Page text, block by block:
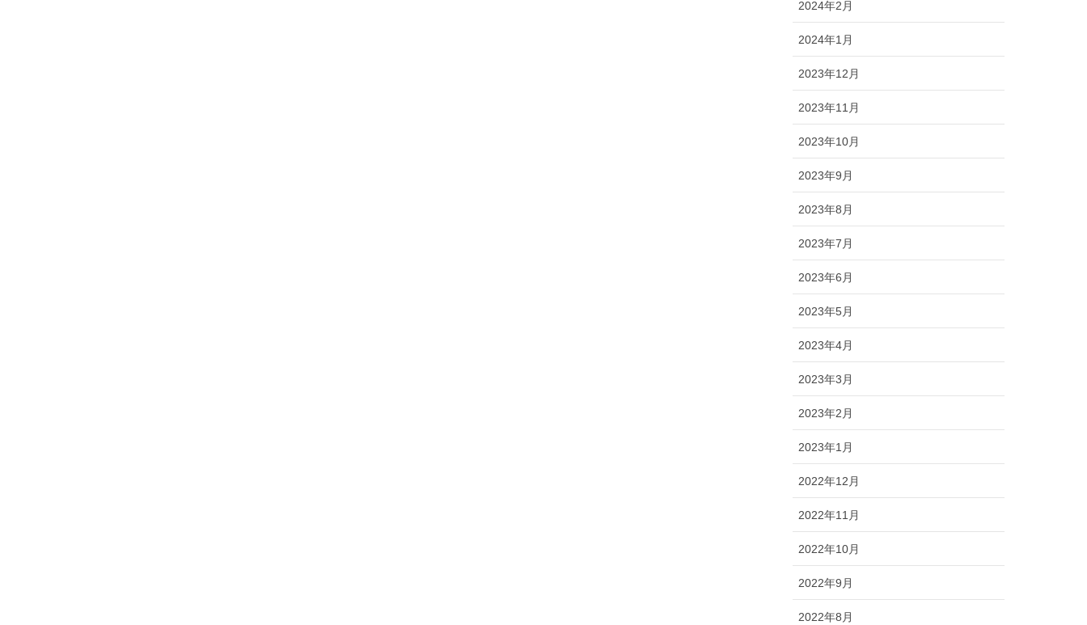
2024年2月
2024年1月
2023年12月
2023年11月
2023年10月
2023年9月
2023年8月
2023年7月
2023年6月
2023年5月
2023年4月
2023年3月
2023年2月
2023年1月
2022年12月
2022年11月
2022年10月
2022年9月
2022年8月